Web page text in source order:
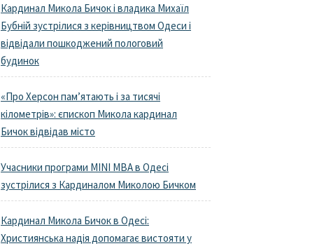
Кардинал Микола Бичок і владика Михаїл
Бубній зустрілися з керівництвом Одеси і
відвідали пошкоджений пологовий
будинок
«Про Херсон пам’ятають і за тисячі
кілометрів»: єпископ Микола кардинал
Бичок відвідав місто
Учасники програми MINI MBA в Одесі
зустрілися з Кардиналом Миколою Бичком
Кардинал Микола Бичок в Одесі:
Християнська надія допомагає вистояти у